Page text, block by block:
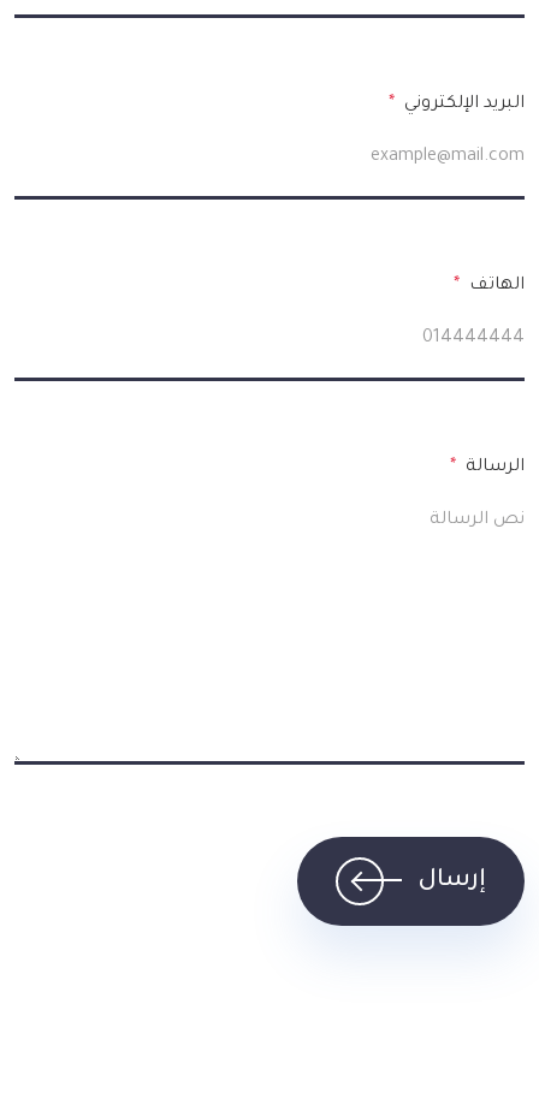
البريد الإلكتروني *
الهاتف *
الرسالة *
إرسال